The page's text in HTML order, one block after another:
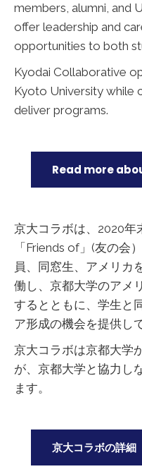
members, alumni, and
offer leadership and
opportunities to both
Kyodai Collaborative
Kyoto University while
deliver programs.
Read more
京大コラボは、2020年
「Friends of」(友の会
員、同窓生、アメリカ
働し、京都大学のアメ
するとともに、学生と
ア形成の機会を提供し
京大コラボは京都大学
が、京都大学と協力し
ます。
京大コラボの詳細